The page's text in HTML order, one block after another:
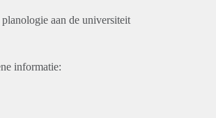
planologie aan de universiteit
informatie: